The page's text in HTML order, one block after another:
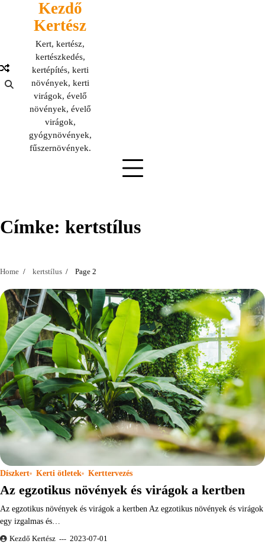
Kezdő
Kertész
Kert, kertész,
kertészkedés,
kertépítés, kerti
növények, kerti
virágok, évelő
növények, évelő
virágok,
gyógynövények,
fűszernövények.
Címke: kertstílus
Home kertstílus Page 2
Díszkert Kerti ötletek Kerttervezés
Az egzotikus növények és virágok a kertben
Az egzotikus növények és virágok a kertben Az egzotikus növények és virágok
egy izgalmas és…
Kezdő Kertész 2023-07-01